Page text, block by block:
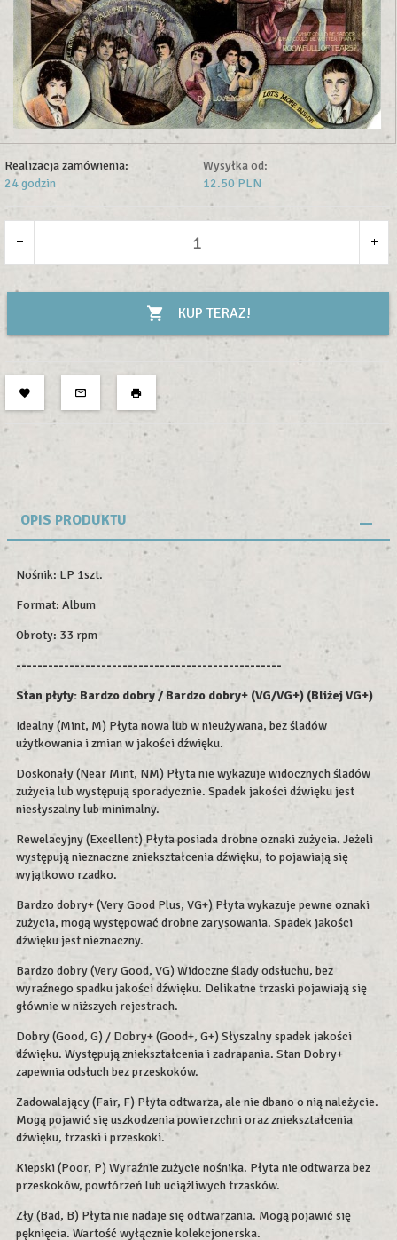
Realizacja zamówienia:
24 godzin
Wysyłka od:
12.50 PLN
KUP TERAZ!
OPIS PRODUKTU
Nośnik: LP 1szt.
Format: Album
Obroty: 33 rpm
--------------------------------------------------
Stan płyty: Bardzo dobry / Bardzo dobry+ (VG/VG+) (Bliżej VG+)
Idealny (Mint, M) Płyta nowa lub w nieużywana, bez śladów
użytkowania i zmian w jakości dźwięku.
Doskonały (Near Mint, NM) Płyta nie wykazuje widocznych śladów
zużycia lub występują sporadycznie. Spadek jakości dźwięku jest
niesłyszalny lub minimalny.
Rewelacyjny (Excellent) Płyta posiada drobne oznaki zużycia. Jeżeli
występują nieznaczne zniekształcenia dźwięku, to pojawiają się
wyjątkowo rzadko.
Bardzo dobry+ (Very Good Plus, VG+) Płyta wykazuje pewne oznaki
zużycia, mogą występować drobne zarysowania. Spadek jakości
dźwięku jest nieznaczny.
Bardzo dobry (Very Good, VG) Widoczne ślady odsłuchu, bez
wyraźnego spadku jakości dźwięku. Delikatne trzaski pojawiają się
głównie w niższych rejestrach.
Dobry (Good, G) / Dobry+ (Good+, G+) Słyszalny spadek jakości
dźwięku. Występują zniekształcenia i zadrapania. Stan Dobry+
zapewnia odsłuch bez przeskoków.
Zadowalający (Fair, F) Płyta odtwarza, ale nie dbano o nią należycie.
Mogą pojawić się uszkodzenia powierzchni oraz zniekształcenia
dźwięku, trzaski i przeskoki.
Kiepski (Poor, P) Wyraźnie zużycie nośnika. Płyta nie odtwarza bez
przeskoków, powtórzeń lub uciążliwych trzasków.
Zły (Bad, B) Płyta nie nadaje się odtwarzania. Mogą pojawić się
pęknięcia. Wartość wyłącznie kolekcjonerska.